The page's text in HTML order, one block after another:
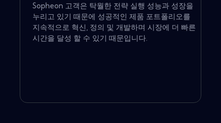
Sopheon 고객은 탁월한 전략 실행 성능과 성장을
누리고 있기 때문에 성공적인 제품 포트폴리오를
지속적으로 혁신, 정의 및 개발하며 시장에 더 빠른
시간을 달성 할 수 있기 때문입니다.